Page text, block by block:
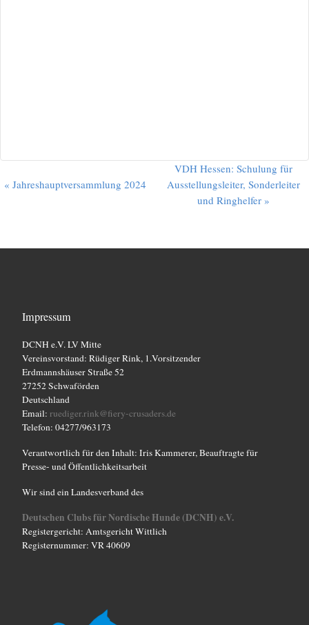
e
n
« Jahreshauptversammlung 2024
VDH Hessen: Schulung für
Ausstellungsleiter, Sonderleiter
und Ringhelfer»
Impressum
DCNH e.V. LV Mitte
Vereinsvorstand: Rüdiger Rink, 1.Vorsitzender
Erdmannshäuser Straße 52
27252 Schwaförden
Deutschland
Email: ruediger.rink@fiery-crusaders.de
Telefon: 04277/963173
Verantwortlich für den Inhalt: Iris Kammerer, Beauftragte für
Presse- und Öffentlichkeitsarbeit
Wir sind ein Landesverband des
Deutschen Clubs für Nordische Hunde (DCNH) e.V.
Registergericht: Amtsgericht Wittlich
Registernummer: VR 40609